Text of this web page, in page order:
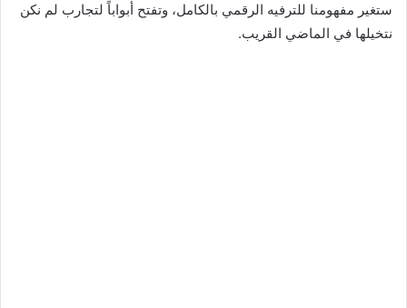
ستغير مفهومنا للترفيه الرقمي بالكامل، وتفتح أبواباً لتجارب لم نكن
نتخيلها في الماضي القريب.